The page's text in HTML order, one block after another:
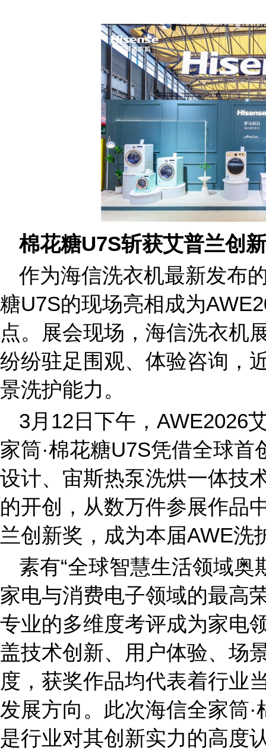
棉花糖U7S斩获艾普兰创
作为海信洗衣机最新发布
糖U7S的现场亮相成为
点。展会现场，海信洗衣机
纷纷驻足围观、体验咨询，
景洗护能力。
3月12日下午，AWE2026
家筒·棉花糖U7S凭借全球
设计、宙斯热泵洗烘一体技
的开创，从数万件参展作品
兰创新奖，成为本届AWE洗
素有“全球智慧生活领域奥
家电与消费电子领域的最高
专业的多维度考评成为家电
盖技术创新、用户体验、场
度，获奖作品均代表着行业
发展方向。此次海信全家筒
是行业对其创新实力的高度